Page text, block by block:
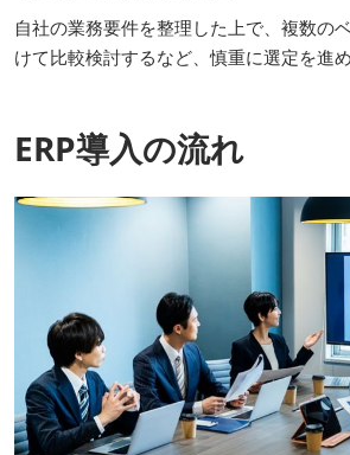
自社の業務要件を整理した上で、複数の
けて比較検討するなど、慎重に選定を進め
ERP導入の流れ